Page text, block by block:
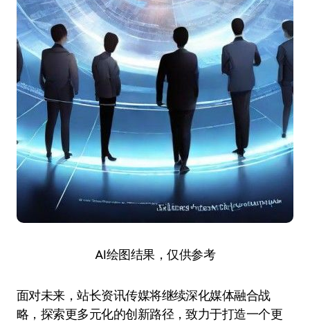
AI绘图结果，仅供参考
面对未来，站长资讯传媒将继续深化媒体融合战
略，探索更多元化的创新路径，致力于打造一个更